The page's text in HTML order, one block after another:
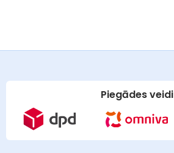
Piegādes veidi